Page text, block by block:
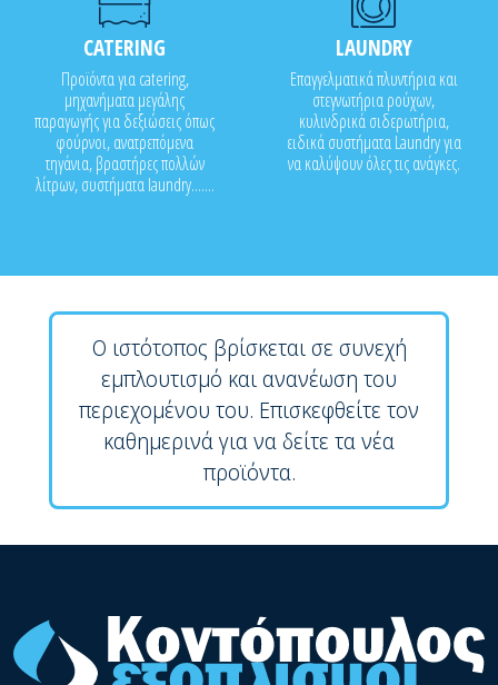
CATERING
Προϊόντα για catering,
μηχανήματα μεγάλης
παραγωγής για δεξιώσεις όπως
φούρνοι, ανατρεπόμενα
τηγάνια, βραστήρες πολλών
λίτρων, συστήματα laundry.......
LAUNDRY
Επαγγελματικά πλυντήρια και
στεγνωτήρια ρούχων,
κυλινδρικά σιδερωτήρια,
ειδικά συστήματα Laundry για
να καλύψουν όλες τις ανάγκες.
Ο ιστότοπος βρίσκεται σε συνεχή
εμπλουτισμό και ανανέωση του
περιεχομένου του. Επισκεφθείτε τον
καθημερινά για να δείτε τα νέα
προϊόντα.